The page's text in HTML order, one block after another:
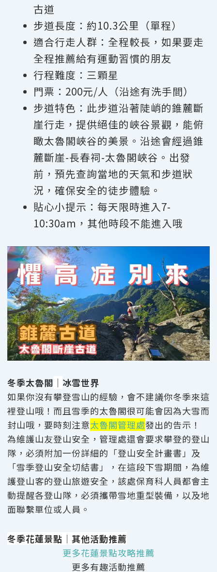
古道
步道長度：約10.3公里（單程）
適合行走人群：全程較長，如果要走
全程推薦給有運動習慣的朋友
行程難度：三顆星
門票：200元/人（沿途有洗手間）
步道特色：此步道沿著陡峭的錐麓斷
崖行走，提供絕佳的峽谷景觀，能俯
瞰太魯閣峽谷的美景。沿途會經過錐
麓斷崖-長春祠-太魯閣峽谷。出發
前，預先查詢當地的天氣和步道狀
況，確保安全的徒步體驗。
貼心小提示：每天限時進入7-
10:30am，其他時段不能進入哦
冬季太魯閣 ｜ 冰雪世界
如果你沒有攀登雪山的經驗，會不建議你冬季來這
裡登山哦！而且雪季的太魯閣很可能會因為大雪而
封山哦，要時刻注意太魯閣管理處發出的告示！
為維護山友登山安全，管理處還會要求攀登的登山
隊，必須附加一份詳細的「登山安全計畫書」及
「雪季登山安全切結書」，在這段下雪期間，為維
護登山客的登山旅遊安全，該處保育科人員都會主
動提醒各登山隊，必須攜帶雪地重型裝備，以及地
面聯繫單位或人員。
冬季花蓮景點｜其他活動推薦
更多花蓮景點攻略推薦
更多有趣活動推薦